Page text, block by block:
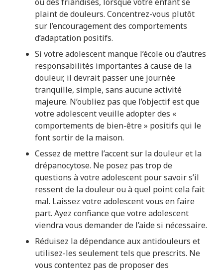
plaint de douleurs. Concentrez-vous plutôt
sur l’encouragement des comportements
d’adaptation positifs.
Si votre adolescent manque l’école ou d’autres
responsabilités importantes à cause de la
douleur, il devrait passer une journée
tranquille, simple, sans aucune activité
majeure. N’oubliez pas que l’objectif est que
votre adolescent veuille adopter des «
comportements de bien-être » positifs qui le
font sortir de la maison.
Cessez de mettre l’accent sur la douleur et la
drépanocytose. Ne posez pas trop de
questions à votre adolescent pour savoir s’il
ressent de la douleur ou à quel point cela fait
mal. Laissez votre adolescent vous en faire
part. Ayez confiance que votre adolescent
viendra vous demander de l’aide si nécessaire.
Réduisez la dépendance aux antidouleurs et
utilisez-les seulement tels que prescrits. Ne
vous contentez pas de proposer des